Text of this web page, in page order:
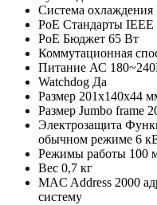
Система охлаждения
PoE Стандарты IEEE
PoE Бюджет 65 Вт
Коммутационная
Питание АС
Watchdog Да
Размер 201x140x44
Размер Jumbo frame
Электрозащита
обычном режиме 6
Режимы работы 100
Вес 0,7 кг
MAC Address 2000
систему